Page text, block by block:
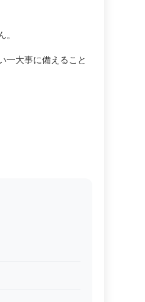
一大事に備えること